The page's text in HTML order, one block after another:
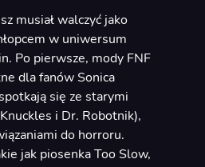
musiał walczyć jako
w uniwersum
Po pierwsze, mody FNF
dla fanów Sonica
się ze starymi
i Dr. Robotnik),
do horroru.
jak piosenka Too Slow,